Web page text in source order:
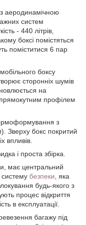
аеродинамічною
систем
- 440 літрів,
боксі помістяться
поміститися 6 пар
боксу
сторонніх шумів
на
профілем
з
Зверху бокс покритий
впливів.
і проста збірка.
має центральний
безпеки , яка
будь-якого з
процес відкриття
в експлуатації.
багажу під